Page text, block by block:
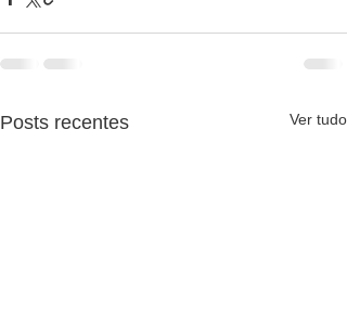
Posts recentes Ver tudo